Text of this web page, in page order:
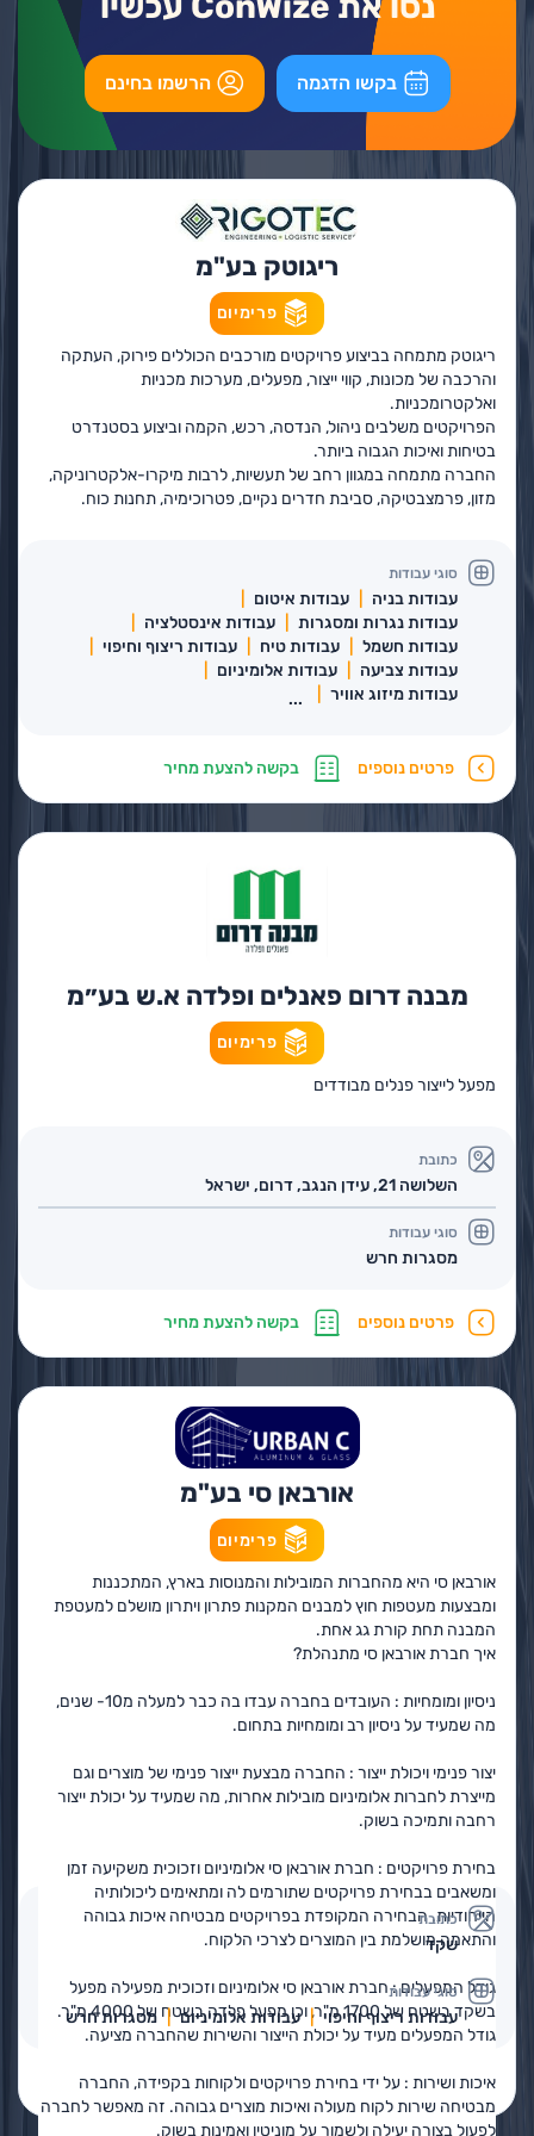
בקשו הדגמה הרשמו בחינם
ריגוטק בע"מ
פרימיום
ריגוטק מתמחה בביצוע פרויקטים מורכבים הכוללים פירוק, העתקה
והרכבה של מכונות, קווי ייצור, מפעלים, מערכות מכניות
ואלקטרומכניות.
הפרויקטים משלבים ניהול, הנדסה, רכש, הקמה וביצוע בסטנדרט
בטיחות ואיכות הגבוה ביותר.
החברה מתמחה במגוון רחב של תעשיות, לרבות מיקרו-אלקטרוניקה,
מזון, פרמצבטיקה, סביבת חדרים נקיים, פטרוכימיה, תחנות כוח.
סוגי עבודות
עבודות בניה
עבודות איטום
עבודות נגרות ומסגרות
עבודות אינסטלציה
עבודות חשמל
עבודות טיח
עבודות ריצוף וחיפוי
עבודות צביעה
עבודות אלומיניום
עבודות מיזוג אוויר
...
פרטים נוספים בקשה להצעת מחיר
מבנה דרום פאנלים ופלדה א.ש בע״מ
פרימיום
‏מפעל לייצור פנלים מבודדים
כתובת
‏השלושה 21, עידן הנגב, דרום, ישראל
סוגי עבודות
מסגרות חרש
פרטים נוספים בקשה להצעת מחיר
אורבאן סי בע"מ
פרימיום
אורבאן סי היא מהחברות המובילות והמנוסות בארץ, המתכננות
ומבצעות מעטפות חוץ למבנים המקנות פתרון ויתרון מושלם למעטפת
המבנה תחת קורת גג אחת.
איך חברת אורבאן סי מתנהלת?
ניסיון ומומחיות : העובדים בחברה עבדו בה כבר למעלה מ10- שנים,
מה שמעיד על ניסיון רב ומומחיות בתחום.
יצור פנימי ויכולת ייצור : החברה מבצעת ייצור פנימי של מוצרים וגם
מייצרת לחברות אלומיניום מובילות אחרות, מה שמעיד על יכולת ייצור
רחבה ותמיכה בשוק.
בחירת פרויקטים : חברת אורבאן סי אלומיניום וזכוכית משקיעה זמן
ומשאבים בבחירת פרויקטים שתורמים לה ומתאימים ליכולותיה
הייחודיות. הבחירה המקופדת בפרויקטים מבטיחה איכות גבוהה
והתאמה מושלמת בין המוצרים לצרכי הלקוח.
גודל המפעלים : חברת אורבאן סי אלומיניום וזכוכית מפעילה מפעל
בשקד בשטח של 1700 מ"ר, וכן מפעל פלדה בשטח של 4000 מ"ר.
גודל המפעלים מעיד על יכולת הייצור והשירות שהחברה מציעה.
איכות ושירות : על ידי בחירת פרויקטים ולקוחות בקפידה, החברה
מבטיחה שירות לקוח מעולה ואיכות מוצרים גבוהה. זה מאפשר לחברה
לפעול בצורה יעילה ולשמור על מוניטין ואמינות בשוק.
כתובת
שקד
סוגי עבודות
עבודות ריצוף וחיפוי עבודות אלומיניום מסגרות חרש
פרטים נוספים בקשה להצעת מחיר